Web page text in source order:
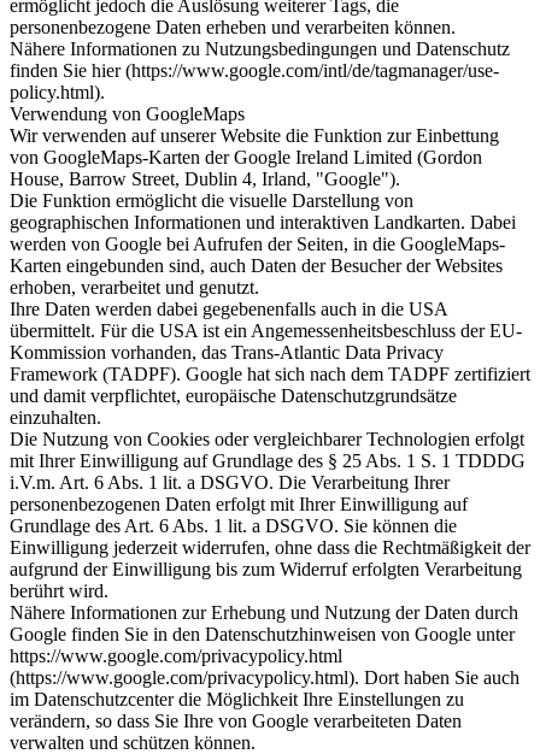
ermöglicht jedoch die Auslösung weiterer Tags, die
personenbezogene Daten erheben und verarbeiten können.
Nähere Informationen zu Nutzungsbedingungen und Datenschutz
finden Sie hier (https://www.google.com/intl/de/tagmanager/use-
policy.html).
Verwendung von GoogleMaps
Wir verwenden auf unserer Website die Funktion zur Einbettung
von GoogleMaps-Karten der Google Ireland Limited (Gordon
House, Barrow Street, Dublin 4, Irland, "Google").
Die Funktion ermöglicht die visuelle Darstellung von
geographischen Informationen und interaktiven Landkarten. Dabei
werden von Google bei Aufrufen der Seiten, in die GoogleMaps-
Karten eingebunden sind, auch Daten der Besucher der Websites
erhoben, verarbeitet und genutzt.
Ihre Daten werden dabei gegebenenfalls auch in die USA
übermittelt. Für die USA ist ein Angemessenheitsbeschluss der EU-
Kommission vorhanden, das Trans-Atlantic Data Privacy
Framework (TADPF). Google hat sich nach dem TADPF zertifiziert
und damit verpflichtet, europäische Datenschutzgrundsätze
einzuhalten.
Die Nutzung von Cookies oder vergleichbarer Technologien erfolgt
mit Ihrer Einwilligung auf Grundlage des § 25 Abs. 1 S. 1 TDDDG
i.V.m. Art. 6 Abs. 1 lit. a DSGVO. Die Verarbeitung Ihrer
personenbezogenen Daten erfolgt mit Ihrer Einwilligung auf
Grundlage des Art. 6 Abs. 1 lit. a DSGVO. Sie können die
Einwilligung jederzeit widerrufen, ohne dass die Rechtmäßigkeit der
aufgrund der Einwilligung bis zum Widerruf erfolgten Verarbeitung
berührt wird.
Nähere Informationen zur Erhebung und Nutzung der Daten durch
Google finden Sie in den Datenschutzhinweisen von Google unter
https://www.google.com/privacypolicy.html
(https://www.google.com/privacypolicy.html). Dort haben Sie auch
im Datenschutzcenter die Möglichkeit Ihre Einstellungen zu
verändern, so dass Sie Ihre von Google verarbeiteten Daten
verwalten und schützen können.